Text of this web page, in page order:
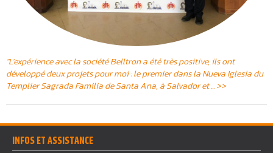
"L'expérience avec la société Belltron a été très positive, ils ont
développé deux projets pour moi : le premier dans la Nueva Iglesia du
Templier Sagrada Familia de Santa Ana, à Salvador et ... >>
INFOS ET ASSISTANCE